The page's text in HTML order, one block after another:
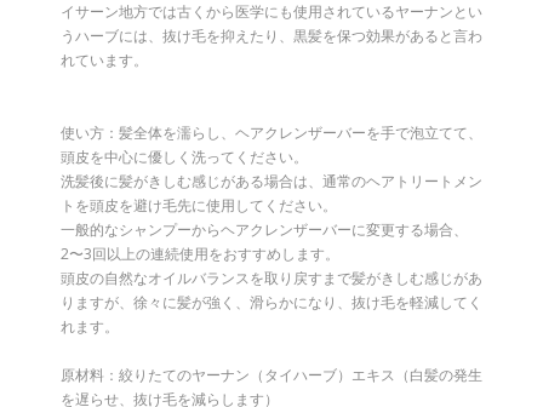
イサーン地方では古くから医学にも使用されているヤーナンとい
うハーブには、抜け毛を抑えたり、黒髪を保つ効果があると言わ
れています。
使い方：髪全体を濡らし、ヘアクレンザーバーを手で泡立てて、
頭皮を中心に優しく洗ってください。
洗髪後に髪がきしむ感じがある場合は、通常のヘアトリートメン
トを頭皮を避け毛先に使用してください。
一般的なシャンプーからヘアクレンザーバーに変更する場合、
2〜3回以上の連続使用をおすすめします。
頭皮の自然なオイルバランスを取り戻すまで髪がきしむ感じがあ
りますが、徐々に髪が強く、滑らかになり、抜け毛を軽減してく
れます。
原材料：絞りたてのヤーナン（タイハーブ）エキス（白髪の発生
を遅らせ、抜け毛を減らします）